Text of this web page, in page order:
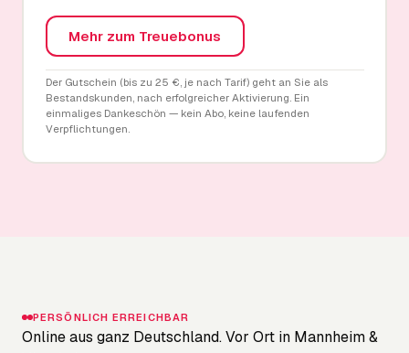
Mehr zum Treuebonus
Der Gutschein (bis zu 25 €, je nach Tarif) geht an Sie als
Bestandskunden, nach erfolgreicher Aktivierung. Ein
einmaliges Dankeschön — kein Abo, keine laufenden
Verpflichtungen.
PERSÖNLICH ERREICHBAR
Online aus ganz Deutschland. Vor Ort in Mannheim &